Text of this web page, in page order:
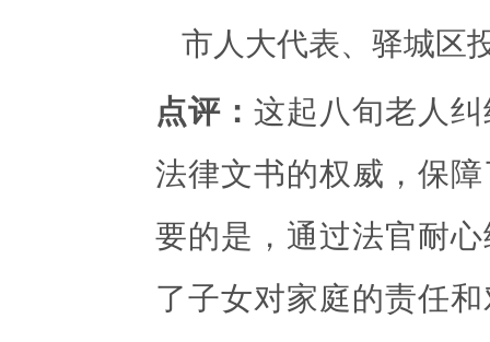
市人大代表、驿城区
点评：这起八旬老人
法律文书的权威，保
要的是，通过法官耐
了子女对家庭的责任